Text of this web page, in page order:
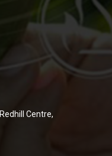
Centre,